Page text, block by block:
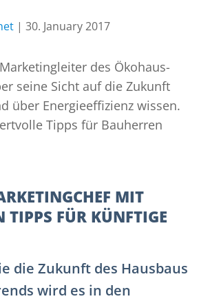
| 30. January 2017
des Ökohaus-
seine Sicht auf die Zukunft
über Energieeffizienz wissen.
Tipps für Bauherren
MIT
TIPPS FÜR KÜNFTIGE
die Zukunft des Hausbaus
wird es in den